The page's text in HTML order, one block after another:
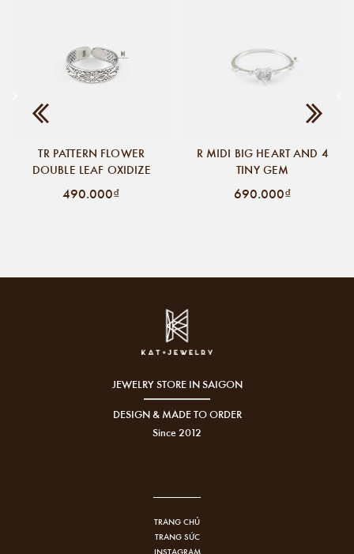
TR PATTERN FLOWER
DOUBLE LEAF OXIDIZE
490.000₫
R MIDI BIG HEART AND 4
TINY GEM
690.000₫
JEWELRY STORE IN SAIGON
DESIGN & MADE TO ORDER
Since 2012
TRANG CHỦ
TRANG SỨC
INSTAGRAM